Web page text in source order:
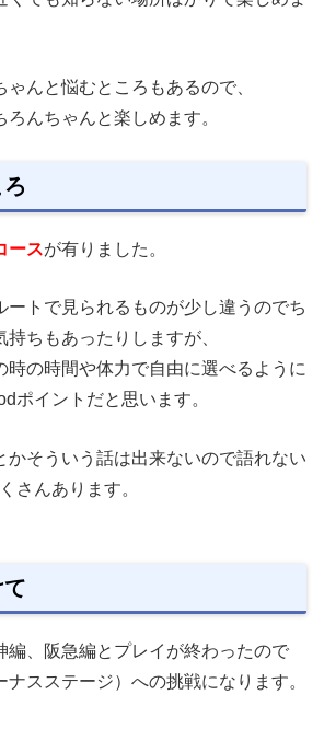
んと悩むところもあるので、
んちゃんと楽しめます。
ースが有りました。
ートで見られるものが少し違うのでち
持ちもあったりしますが、
時の時間や体力で自由に選べるように
ポイントだと思います。
かそういう話は出来ないので語れない
さんあります。
編、阪急編とプレイが終わったので
スステージ）への挑戦になります。